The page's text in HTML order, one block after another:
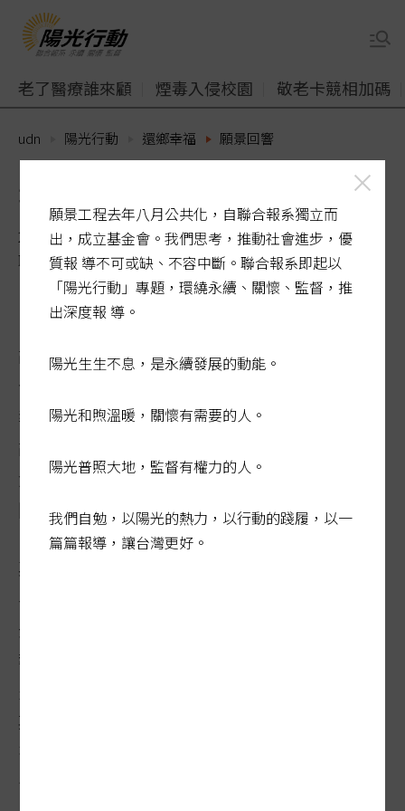
老了醫療誰來顧 煙毒入侵校園 敬老卡競相加碼
udn 陽光行動 還鄉幸福 願景回響
報導家鄉事 換臉書接棒
2015-10-20 01:46:20
聯合報 / 鍾亮恩／退休人員（高雄市）
故鄉美濃號稱博士之鄉，重視人文教育。聯
合報願景工程「還鄉幸福2.0—夢想．家」，
報導年輕人回鄉設臉書社團，為鄉親服務的
故事。其實小鄉鎮就有三個臉書社團，各扮
演不同角色，可見拜科技之賜，年輕人是很
關心家鄉事與物。
其實很久以前，就有一位廿幾歲剛從研究所
畢業的青年，不為名不為利，回鄉創辦今日
美濃雜誌，民國六十三年七月創刊，專門報
導家鄉事，如今還精神洋溢繼續賣力寫作。
期，也是報導家鄉事，訂閱的鄉親海內外都
有，是撫慰旅人懷鄉之苦的刊物。至今已經
刊出一二一三期，從未間斷。
願景工程去年八月公共化，自聯合報系獨立而
出，成立基金會。我們思考，推動社會進步，優
質報 導不可或缺、不容中斷。聯合報系即起以
「陽光行動」專題，環繞永續、關懷、監督，推
出深度報 導。
陽光生生不息，是永續發展的動能。
陽光和煦溫暖，關懷有需要的人。
陽光普照大地，監督有權力的人。
我們自勉，以陽光的熱力，以行動的踐履，以一
篇篇報導，讓台灣更好。